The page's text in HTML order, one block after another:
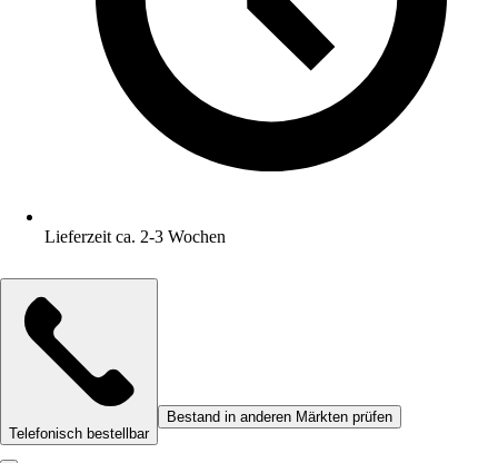
Lieferzeit ca. 2-3 Wochen
Telefonisch bestellbar
Bestand in anderen Märkten prüfen